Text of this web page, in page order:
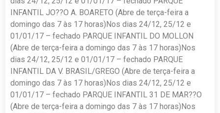
INFANTIL JO??O A. BOARETO (Abre de terça-feira a
domingo das 7 às 17 horas)Nos dias 24/12, 25/12 e
01/01/17 – fechado PARQUE INFANTIL DO MOLLON
(Abre de terça-feira a domingo das 7 às 17 horas)Nos
dias 24/12, 25/12 e 01/01/17 – fechado PARQUE
INFANTIL DA V. BRASIL/GREGO (Abre de terça-feira a
domingo das 7 às 17 horas)Nos dias 24/12, 25/12 e
01/01/17 – fechado PARQUE INFANTIL 31 DE MAR??O
(Abre de terça-feira a domingo das 7 às 17 horas)Nos